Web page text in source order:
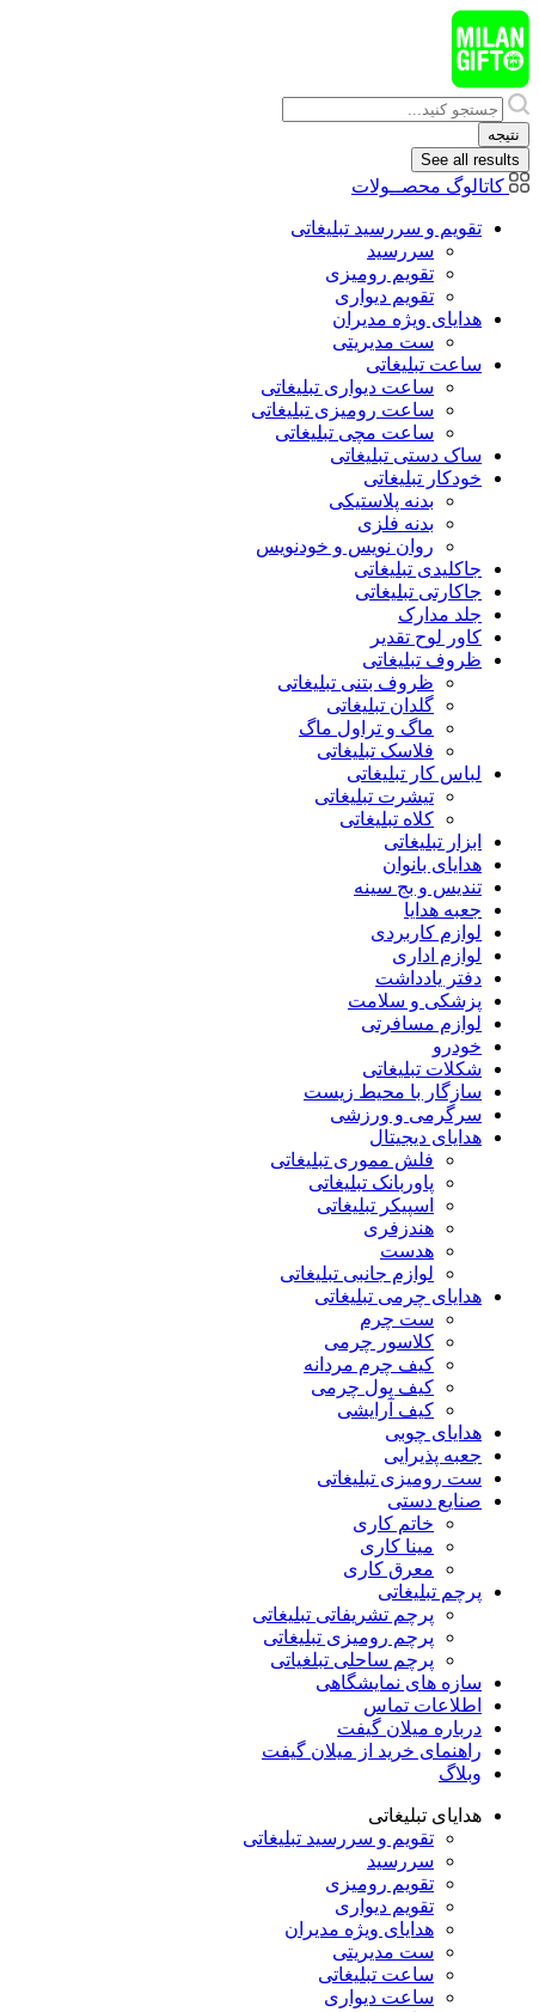
پرش
به
محتوا
Search
...
نتیجه
See all results
کاتالوگ محصــولات
تقویم و سررسید تبلیغاتی
سررسید
تقویم رومیزی
تقویم دیواری
هدایای ويژه مدیران
ست مدیریتی
ساعت تبلیغاتی
ساعت دیواری تبلیغاتی
ساعت رومیزی تبلیغاتی
ساعت مچی تبلیغاتی
ساک دستی تبلیغاتی
خودکار تبلیغاتی
بدنه پلاستیکی
بدنه فلزی
روان نویس و خودنویس
جاکلیدی تبلیغاتی
جاکارتی تبلیغاتی
جلد مدارک
کاور لوح تقدیر
ظروف تبلیغاتی
ظروف بتنی تبلیغاتی
گلدان تبلیغاتی
ماگ و تراول ماگ
فلاسک تبلیغاتی
لباس کار تبلیغاتی
تیشرت تبلیغاتی
کلاه تبلیغاتی
ابزار تبلیغاتی
هدایای بانوان
تندیس و بج سینه
جعبه هدایا
لوازم کاربردی
لوازم اداری
دفتر یادداشت
پزشکی و سلامت
لوازم مسافرتی
خودرو
شکلات تبلیغاتی
سازگار با محیط زیست
سرگرمی و ورزشی
هدایای دیجیتال
فلش مموری تبلیغاتی
پاوربانک تبلیغاتی
اسپیکر تبلیغاتی
هندزفری
هدست
لوازم جانبی تبلیغاتی
هدایای چرمی تبلیغاتی
ست چرم
کلاسور چرمی
کیف چرم مردانه
کیف پول چرمی
کیف آرایشی
هدایای چوبی
جعبه پذیرایی
ست رومیزی تبلیغاتی
صنایع دستی
خاتم کاری
مینا کاری
معرق کاری
پرچم تبلیغاتی
پرچم تشریفاتی تبلیغاتی
پرچم رومیزی تبلیغاتی
پرچم ساحلی تبلغیاتی
سازه های نمایشگاهی
اطلاعات تماس
درباره میلان گیفت
راهنمای خرید از میلان گیفت
وبلاگ
هدایای تبلیغاتی
تقویم و سررسید تبلیغاتی
سررسید
تقویم رومیزی
تقویم دیواری
هدایای ویژه مدیران
ست مدیریتی
ساعت تبلیغاتی
ساعت دیواری